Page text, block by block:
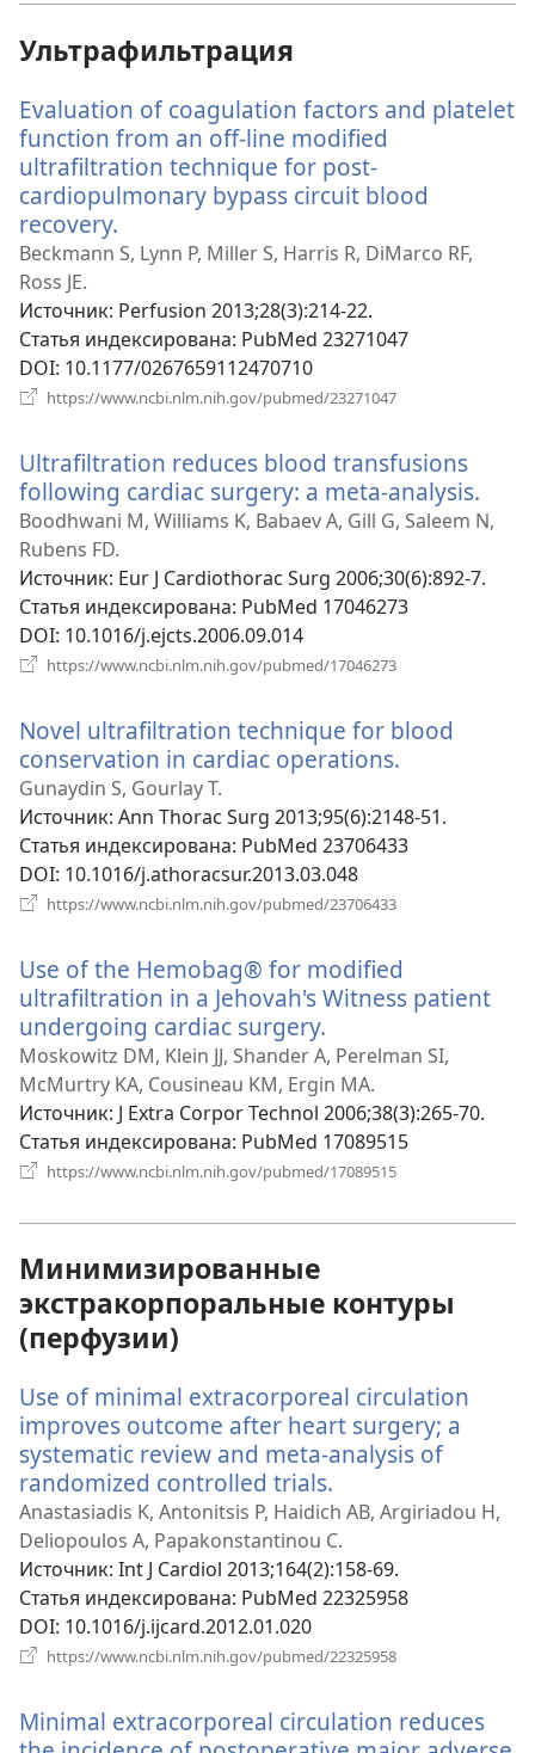
Ультрафильтрация
Evaluation of coagulation factors and platelet
function from an off-line modified
ultrafiltration technique for post-
cardiopulmonary bypass circuit blood
recovery.
в
окне)
Beckmann S, Lynn P, Miller S, Harris R, DiMarco RF,
Ross JE.
Источник‎: Perfusion 2013;28(3):214-22.
Статья индексирована‎: PubMed 23271047
DOI‎: 10.1177/0267659112470710
https://www.ncbi.nlm.nih.gov/pubmed/23271047
окне)
Ultrafiltration reduces blood transfusions
following cardiac surgery: a meta-analysis.
в
Boodhwani M, Williams K, Babaev A, Gill G, Saleem N,
Rubens FD.
Источник‎: Eur J Cardiothorac Surg 2006;30(6):892-7.
Статья индексирована‎: PubMed 17046273
DOI‎: 10.1016/j.ejcts.2006.09.014
https://www.ncbi.nlm.nih.gov/pubmed/17046273
окне)
Novel ultrafiltration technique for blood
conservation in cardiac operations.
новом
окне)
Gunaydin S, Gourlay T.
Источник‎: Ann Thorac Surg 2013;95(6):2148-51.
Статья индексирована‎: PubMed 23706433
DOI‎: 10.1016/j.athoracsur.2013.03.048
https://www.ncbi.nlm.nih.gov/pubmed/23706433
окне)
Use of the Hemobag® for modified
ultrafiltration in a Jehovah's Witness patient
undergoing cardiac surgery.
в
новом
окне)
Moskowitz DM, Klein JJ, Shander A, Perelman SI,
McMurtry KA, Cousineau KM, Ergin MA.
Источник‎: J Extra Corpor Technol 2006;38(3):265-70.
Статья индексирована‎: PubMed 17089515
https://www.ncbi.nlm.nih.gov/pubmed/17089515
Минимизированные
экстракорпоральные контуры
(перфузии)
Use of minimal extracorporeal circulation
improves outcome after heart surgery; a
systematic review and meta-analysis of
randomized controlled trials.
в
новом
окне)
Anastasiadis K, Antonitsis P, Haidich AB, Argiriadou H,
Deliopoulos A, Papakonstantinou C.
Источник‎: Int J Cardiol 2013;164(2):158-69.
Статья индексирована‎: PubMed 22325958
DOI‎: 10.1016/j.ijcard.2012.01.020
https://www.ncbi.nlm.nih.gov/pubmed/22325958
окне)
Minimal extracorporeal circulation reduces